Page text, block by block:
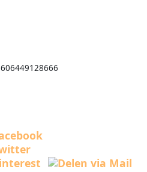
606449128666